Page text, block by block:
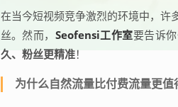
在当今短视频竞争激烈的环境中，许
丝。然而， Seofensi工作室要告诉
久、粉丝更精准！
为什么自然流量比付费流量更值